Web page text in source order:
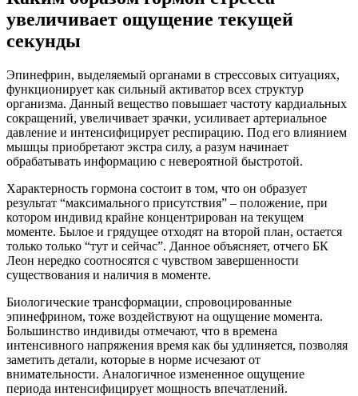
увеличивает ощущение текущей
секунды
Эпинефрин, выделяемый органами в стрессовых ситуациях,
функционирует как сильный активатор всех структур
организма. Данный вещество повышает частоту кардиальных
сокращений, увеличивает зрачки, усиливает артериальное
давление и интенсифицирует респирацию. Под его влиянием
мышцы приобретают экстра силу, а разум начинает
обрабатывать информацию с невероятной быстротой.
Характерность гормона состоит в том, что он образует
результат “максимального присутствия” – положение, при
котором индивид крайне концентрирован на текущем
моменте. Былое и грядущее отходят на второй план, остается
только только “тут и сейчас”. Данное объясняет, отчего БК
Леон нередко соотносятся с чувством завершенности
существования и наличия в моменте.
Биологические трансформации, спровоцированные
эпинефрином, тоже воздействуют на ощущение момента.
Большинство индивиды отмечают, что в времена
интенсивного напряжения время как бы удлиняется, позволяя
заметить детали, которые в норме исчезают от
внимательности. Аналогичное измененное ощущение
периода интенсифицирует мощность впечатлений.